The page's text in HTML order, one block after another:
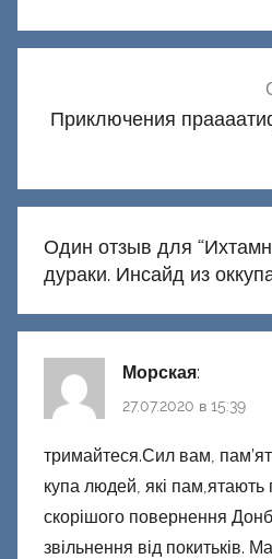
Приключения
Один отзыв для “
дураки. Инсайд из
Морская:
27.07.2020 в 15:39
тримайтеся.Сил вам,
купа людей, які пам,ятають
скорішого повернення
звільнення від покитьків.